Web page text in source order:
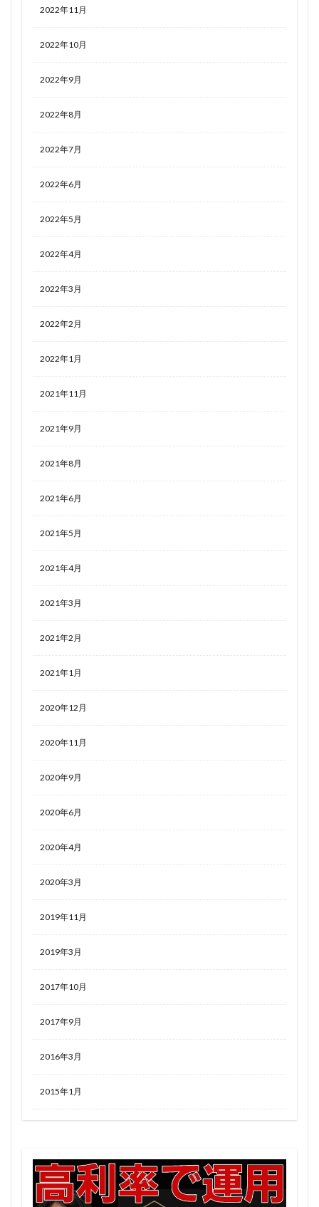
2022年11月
2022年10月
2022年9月
2022年8月
2022年7月
2022年6月
2022年5月
2022年4月
2022年3月
2022年2月
2022年1月
2021年11月
2021年9月
2021年8月
2021年6月
2021年5月
2021年4月
2021年3月
2021年2月
2021年1月
2020年12月
2020年11月
2020年9月
2020年6月
2020年4月
2020年3月
2019年11月
2019年3月
2017年10月
2017年9月
2016年3月
2015年1月